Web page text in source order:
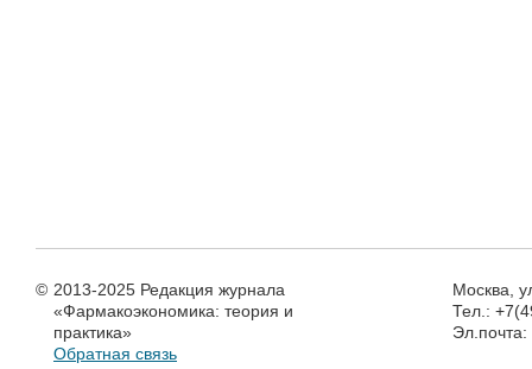
© 2013-2025 Редакция журнала
«Фармакоэкономика: теория и
практика»
Обратная связь
Москва,
Тел.:
Эл.почта: